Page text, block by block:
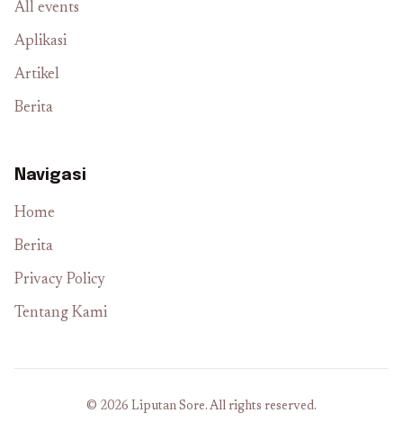
All events
Aplikasi
Artikel
Berita
Navigasi
Home
Berita
Privacy Policy
Tentang Kami
© 2026 Liputan Sore. All rights reserved.